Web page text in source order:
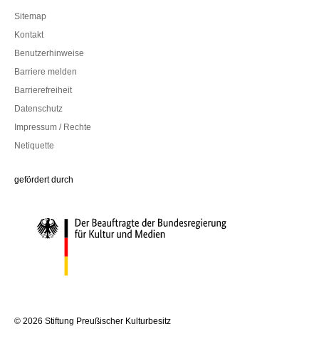
Sitemap
Kontakt
Benutzerhinweise
Barriere melden
Barrierefreiheit
Datenschutz
Impressum / Rechte
Netiquette
gefördert durch
© 2026 Stiftung Preußischer Kulturbesitz